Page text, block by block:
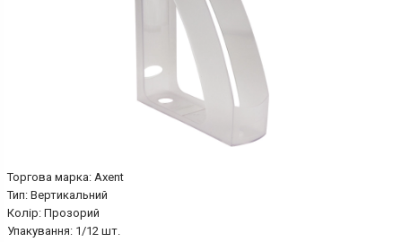
Торгова марка: Axent
Тип: Вертикальний
Колір: Прозорий
Упакування: 1/12 шт.